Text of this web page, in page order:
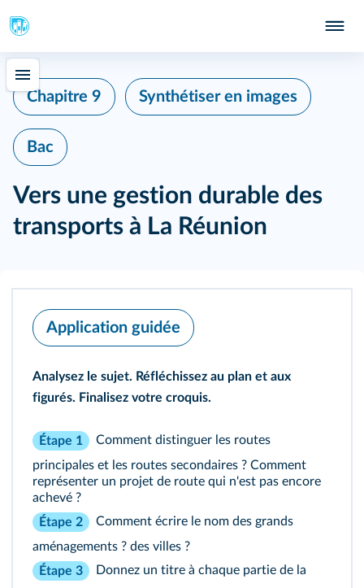
Chapitre 9 Synthétiser en images
Bac
Vers une gestion durable des
transports à La Réunion
Application guidée
Analysez le sujet. Réfléchissez au plan et aux
figurés. Finalisez votre croquis.
Étape 1
Comment distinguer les routes
principales et les routes secondaires ? Comment
représenter un projet de route qui n'est pas encore
achevé ?
Étape 2
Comment écrire le nom des grands
aménagements ? des villes ?
Étape 3
Donnez un titre à chaque partie de la